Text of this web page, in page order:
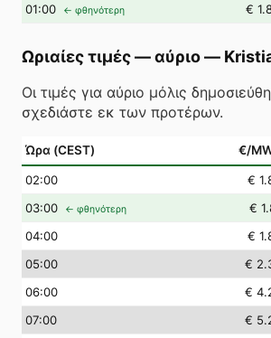
01:00 ← φθηνότερη €
Ωριαίες τιμές — αύριο—
Οι τιμές για αύριο μόλις
σχεδιάστε εκ των προτέρων.
Ώρα (CEST) €/
02:00 €
03:00 ← φθηνότερη €
04:00 €
05:00 €
06:00 €
07:00 €